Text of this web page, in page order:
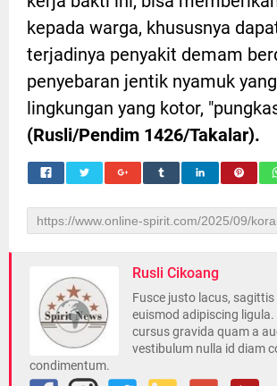
kepada warga, khususnya
terjadinya penyakit demam
penyebaran jentik nyamuk
lingkungan yang kotor,
(Rusli/Pendim 1426/Takalar).
Rusli Cikoang
Fusce justo lacus, sagittis
euismod adipiscing
cursus gravida quam a
vestibulum nulla id diam
condimentum.